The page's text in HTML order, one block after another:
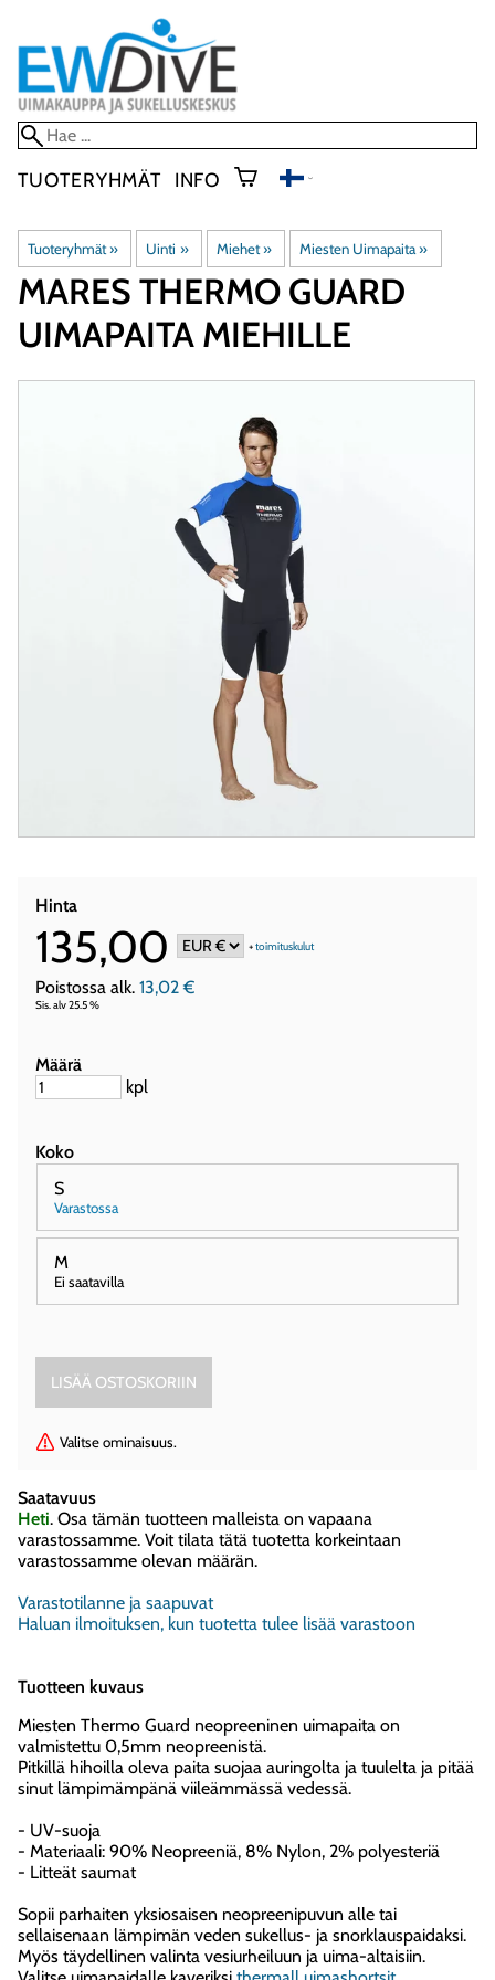
TUOTERYHMÄT INFO
Tuoteryhmät‪» Uinti ‪» Miehet ‪» Miesten Uimapaita ‪»
MARES THERMO GUARD
UIMAPAITA MIEHILLE
Hinta
135,00 +toimituskulut
Poistossa alk. 13,02 €
Sis. alv 25.5 %
Määrä
kpl
Koko
S
Varastossa
M
Ei saatavilla
Valitse ominaisuus.
Saatavuus
Heti. Osa tämän tuotteen malleista on vapaana
varastossamme. Voit tilata tätä tuotetta korkeintaan
varastossamme olevan määrän.
Varastotilanne ja saapuvat
Haluan ilmoituksen, kun tuotetta tulee lisää varastoon
Tuotteen kuvaus
Miesten Thermo Guard neopreeninen uimapaita on
valmistettu 0,5mm neopreenistä.
Pitkillä hihoilla oleva paita suojaa auringolta ja tuulelta ja pitää
sinut lämpimämpänä viileämmässä vedessä.
- UV-suoja
- Materiaali: 90% Neopreeniä, 8% Nylon, 2% polyesteriä
- Litteät saumat
Sopii parhaiten yksiosaisen neopreenipuvun alle tai
sellaisenaan lämpimän veden sukellus- ja snorklauspaidaksi.
Myös täydellinen valinta vesiurheiluun ja uima-altaisiin.